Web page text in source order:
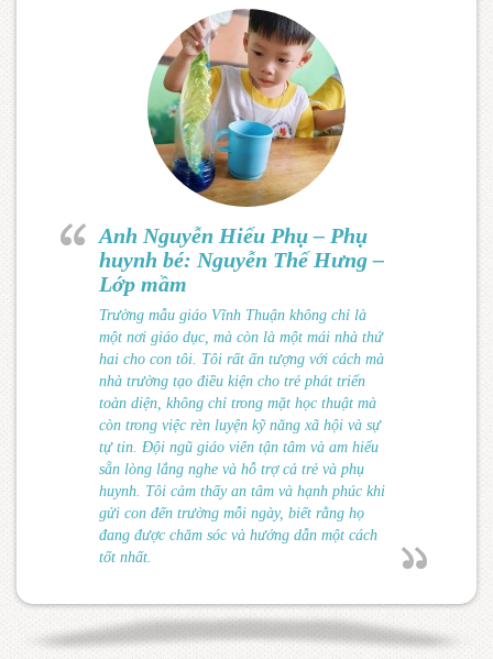
Anh Nguyễn Hiếu Phụ – Phụ
huynh bé: Nguyễn Thế Hưng –
Lớp mầm
Trường mẫu giáo Vĩnh Thuận không chỉ là
một nơi giáo dục, mà còn là một mái nhà thứ
hai cho con tôi. Tôi rất ấn tượng với cách mà
nhà trường tạo điều kiện cho trẻ phát triển
toàn diện, không chỉ trong mặt học thuật mà
còn trong việc rèn luyện kỹ năng xã hội và sự
tự tin. Đội ngũ giáo viên tận tâm và am hiểu
sẵn lòng lắng nghe và hỗ trợ cả trẻ và phụ
huynh. Tôi cảm thấy an tâm và hạnh phúc khi
gửi con đến trường mỗi ngày, biết rằng họ
đang được chăm sóc và hướng dẫn một cách
tốt nhất.